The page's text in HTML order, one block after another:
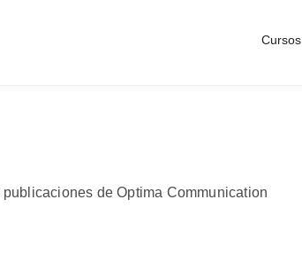
Cursos
de Optima Communication